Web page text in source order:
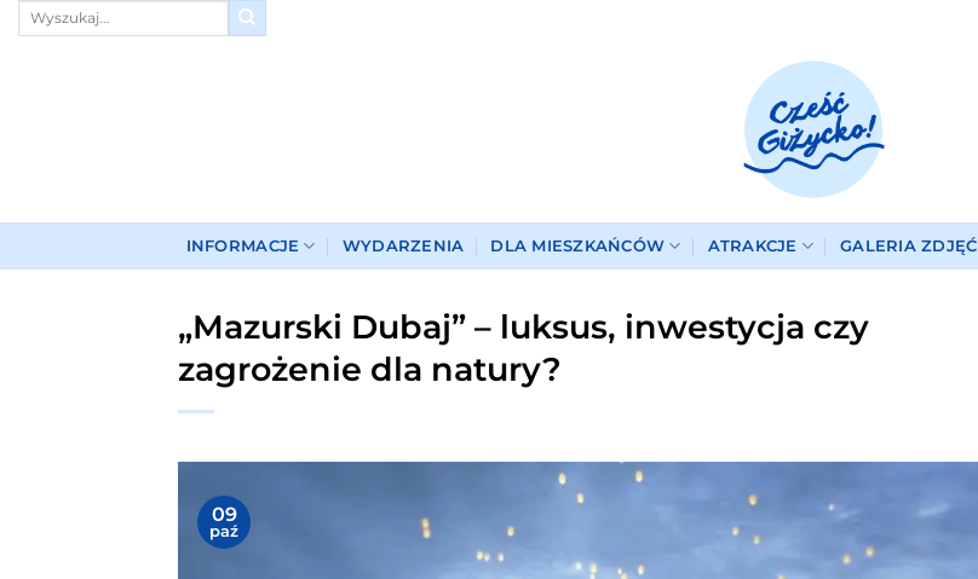
Przewiń
INFORMACJE WYDARZENIA DLA MIESZKAŃCÓW ATRAKCJE GALERIA ZDJĘĆ
„Mazurski Dubaj” – luksus, inwestycja czy
zagrożenie dla natury?
09
paź